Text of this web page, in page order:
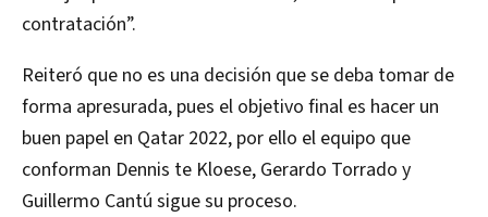
contratación”.
Reiteró que no es una decisión que se deba tomar de
forma apresurada, pues el objetivo final es hacer un
buen papel en Qatar 2022, por ello el equipo que
conforman Dennis te Kloese, Gerardo Torrado y
Guillermo Cantú sigue su proceso.